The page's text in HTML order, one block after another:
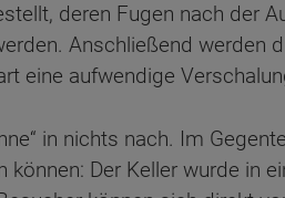
deren Fugen nach der
Anschließend werden
eine aufwendige
in nichts nach. Im
Der Keller wurde in